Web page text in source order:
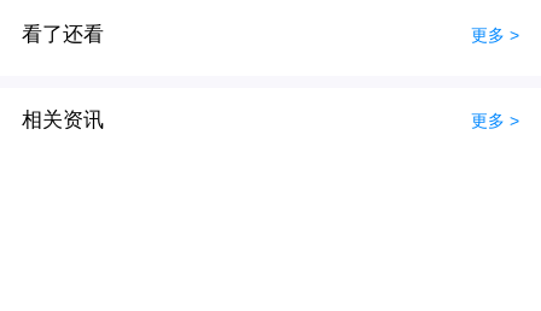
看了还看 更多 >
相关资讯 更多 >